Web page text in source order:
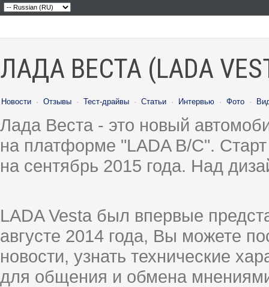
ЛАДА ВЕСТА (LADA
Новости · Отзывы · Тест-драйвы · Статьи · Интервью · Фото ·
Лада Веста - это новый
на платформе "LADA B/C".
на сентябрь 2015 года. Над
LADA Vesta был впервые
августе 2014 года, Вы можете
новости, узнать технические
для общения и обмена